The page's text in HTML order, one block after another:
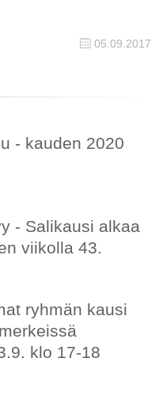
05.09.2017
- kauden 2020
- Salikausi alkaa
viikolla 43.
ryhmän kausi
klo 17-18